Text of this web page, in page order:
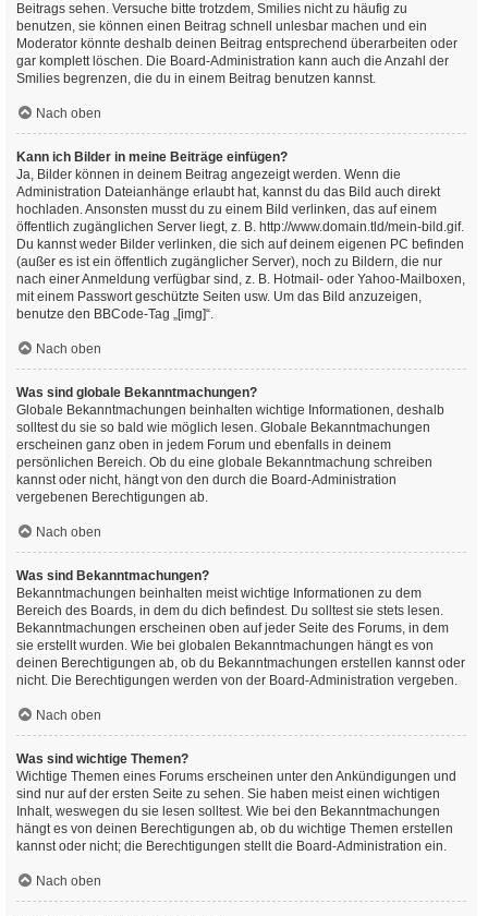
Beitrags sehen. Versuche bitte trotzdem, Smilies nicht zu häufig zu
benutzen, sie können einen Beitrag schnell unlesbar machen und ein
Moderator könnte deshalb deinen Beitrag entsprechend überarbeiten oder
gar komplett löschen. Die Board-Administration kann auch die Anzahl der
Smilies begrenzen, die du in einem Beitrag benutzen kannst.
Nach oben
Kann ich Bilder in meine Beiträge einfügen?
Ja, Bilder können in deinem Beitrag angezeigt werden. Wenn die
Administration Dateianhänge erlaubt hat, kannst du das Bild auch direkt
hochladen. Ansonsten musst du zu einem Bild verlinken, das auf einem
öffentlich zugänglichen Server liegt, z. B. http://www.domain.tld/mein-bild.gif.
Du kannst weder Bilder verlinken, die sich auf deinem eigenen PC befinden
(außer es ist ein öffentlich zugänglicher Server), noch zu Bildern, die nur
nach einer Anmeldung verfügbar sind, z. B. Hotmail- oder Yahoo-Mailboxen,
mit einem Passwort geschützte Seiten usw. Um das Bild anzuzeigen,
benutze den BBCode-Tag „[img]“.
Nach oben
Was sind globale Bekanntmachungen?
Globale Bekanntmachungen beinhalten wichtige Informationen, deshalb
solltest du sie so bald wie möglich lesen. Globale Bekanntmachungen
erscheinen ganz oben in jedem Forum und ebenfalls in deinem
persönlichen Bereich. Ob du eine globale Bekanntmachung schreiben
kannst oder nicht, hängt von den durch die Board-Administration
vergebenen Berechtigungen ab.
Nach oben
Was sind Bekanntmachungen?
Bekanntmachungen beinhalten meist wichtige Informationen zu dem
Bereich des Boards, in dem du dich befindest. Du solltest sie stets lesen.
Bekanntmachungen erscheinen oben auf jeder Seite des Forums, in dem
sie erstellt wurden. Wie bei globalen Bekanntmachungen hängt es von
deinen Berechtigungen ab, ob du Bekanntmachungen erstellen kannst oder
nicht. Die Berechtigungen werden von der Board-Administration vergeben.
Nach oben
Was sind wichtige Themen?
Wichtige Themen eines Forums erscheinen unter den Ankündigungen und
sind nur auf der ersten Seite zu sehen. Sie haben meist einen wichtigen
Inhalt, weswegen du sie lesen solltest. Wie bei den Bekanntmachungen
hängt es von deinen Berechtigungen ab, ob du wichtige Themen erstellen
kannst oder nicht; die Berechtigungen stellt die Board-Administration ein.
Nach oben